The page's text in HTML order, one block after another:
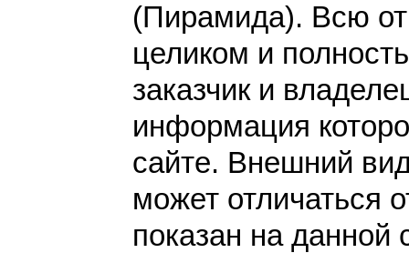
(Пирамида). Всю
целиком и
заказчик и
информация
сайте. Внешний
может отличаться
показан на данной